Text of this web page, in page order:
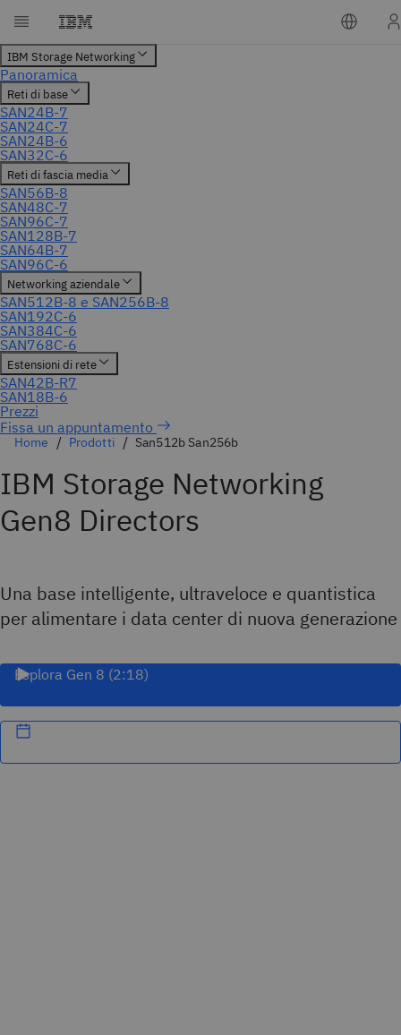
Fissa un appuntamento
Home Prodotti San512b San256b
IBM Storage Networking
Gen8 Directors
Una base intelligente, ultraveloce e quantistica
per alimentare i data center di nuova generazione
Esplora Gen 8 (2:18)